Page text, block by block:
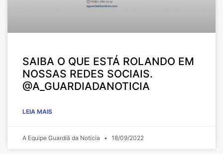
SAIBA O QUE ESTÁ ROLANDO EM
NOSSAS REDES SOCIAIS.
@A_GUARDIADANOTICIA
LEIA MAIS
A Equipe Guardiã da Notícia 18/09/2022